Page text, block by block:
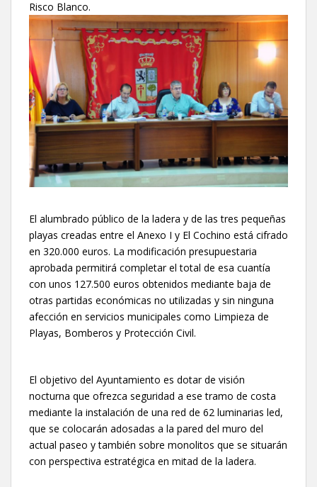
Risco Blanco.
El alumbrado público de la ladera y de las tres pequeñas
playas creadas entre el Anexo I y El Cochino está cifrado
en 320.000 euros. La modificación presupuestaria
aprobada permitirá completar el total de esa cuantía
con unos 127.500 euros obtenidos mediante baja de
otras partidas económicas no utilizadas y sin ninguna
afección en servicios municipales como Limpieza de
Playas, Bomberos y Protección Civil.
El objetivo del Ayuntamiento es dotar de visión
nocturna que ofrezca seguridad a ese tramo de costa
mediante la instalación de una red de 62 luminarias led,
que se colocarán adosadas a la pared del muro del
actual paseo y también sobre monolitos que se situarán
con perspectiva estratégica en mitad de la ladera.